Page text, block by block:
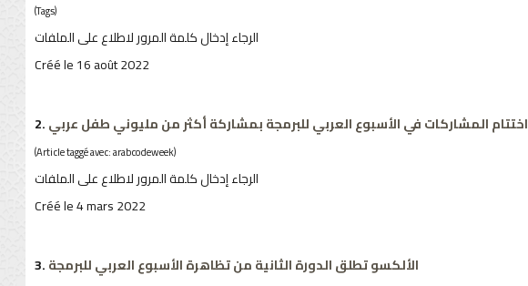
(Tags)
الرجاء إدخال كلمة المرور لاطلاع على الملفات
Créé le 16 août 2022
2.اختتام المشاركات في الأسبوع العربي للبرمجة بمشاركة أكثر من مليوني طفل عربي
(Article taggé avec: arabcodeweek)
الرجاء إدخال كلمة المرور لاطلاع على الملفات
Créé le 4 mars 2022
3.الألكسو تطلق الدورة الثانية من تظاهرة الأسبوع العربي للبرمجة